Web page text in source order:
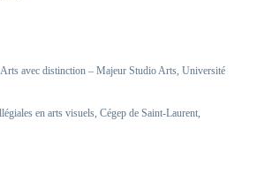
avec distinction – Majeur Studio Arts, Université
en arts visuels, Cégep de Saint-Laurent,